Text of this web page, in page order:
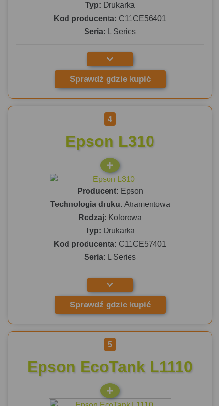
Typ: Drukarka
Kod producenta: C11CE56401
Seria: L Series
Sprawdź gdzie kupić
4
Epson L310
Producent: Epson
Technologia druku: Atramentowa
Rodzaj: Kolorowa
Typ: Drukarka
Kod producenta: C11CE57401
Seria: L Series
Sprawdź gdzie kupić
5
Epson EcoTank L1110